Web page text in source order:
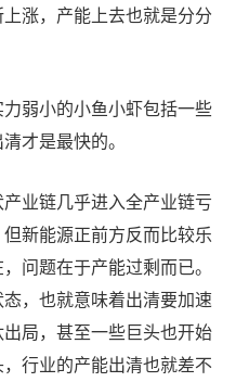
涨，产能上去也就是分分
弱小的小鱼小虾包括一些
才是最快的。
业链几乎进入全产业链亏
新能源正前方反而比较乐
问题在于产能过剩而已。
，也就意味着出清要加速
局，甚至一些巨头也开始
行业的产能出清也就差不